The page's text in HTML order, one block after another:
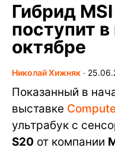
Гибрид
поступит
октябре
Николай Хижняк ∙
Показанный в
выставке
ультрабук с
S20 от компании